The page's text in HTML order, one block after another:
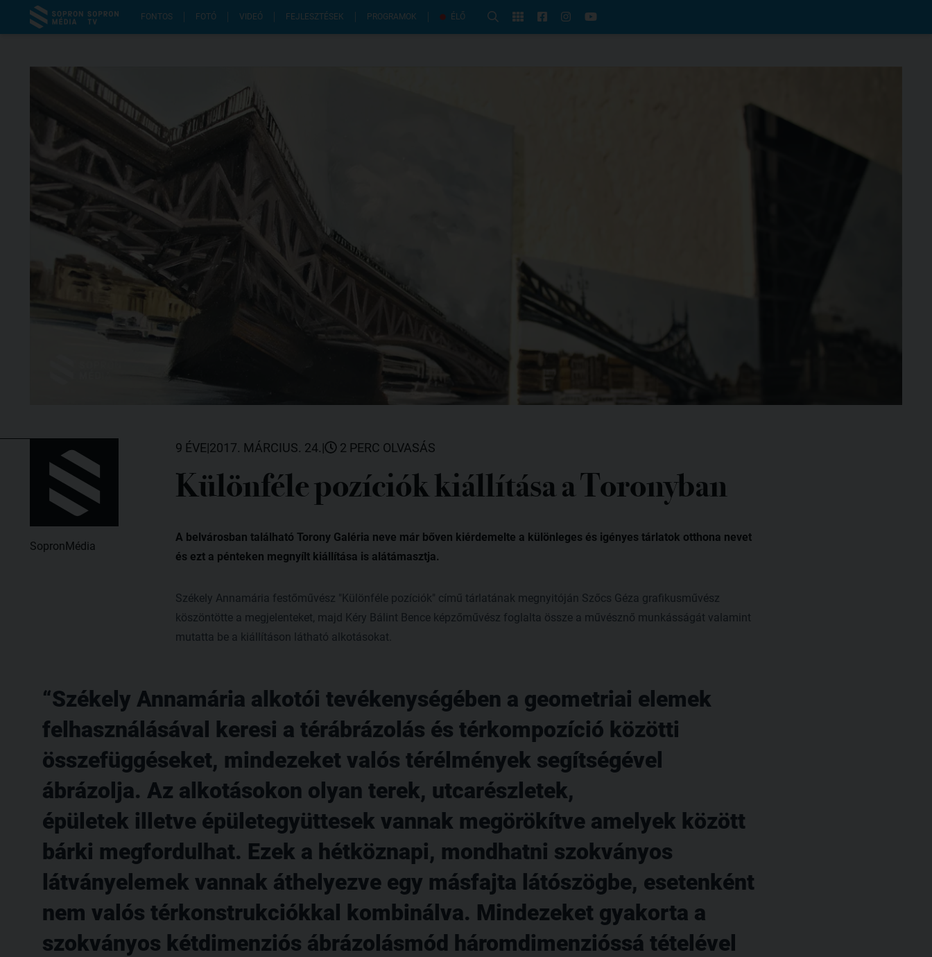
FONTOS FOTÓ VIDEÓ FEJLESZTÉSEK PROGRAMOK ÉLŐ
SopronMédia
9 ÉVE|2017. MÁRCIUS. 24.| 2 PERC OLVASÁS
Különféle pozíciók kiállítása a Toronyban
A belvárosban található Torony Galéria neve már bőven kiérdemelte a különleges és igényes tárlatok otthona nevet
és ezt a pénteken megnyílt kiállítása is alátámasztja.
Székely Annamária festőművész "Különféle pozíciók" című tárlatának megnyitóján Szőcs Géza grafikusművész
köszöntötte a megjelenteket, majd Kéry Bálint Bence képzőművész foglalta össze a művésznő munkásságát valamint
mutatta be a kiállításon látható alkotásokat.
Székely Annamária alkotói tevékenységében a geometriai elemek
felhasználásával keresi a térábrázolás és térkompozíció közötti
összefüggéseket, mindezeket valós térélmények segítségével
ábrázolja. Az alkotásokon olyan terek, utcarészletek,
épületek illetve épületegyüttesek vannak megörökítve amelyek között
bárki megfordulhat. Ezek a hétköznapi, mondhatni szokványos
látványelemek vannak áthelyezve egy másfajta látószögbe, esetenként
nem valós térkonstrukciókkal kombinálva. Mindezeket gyakorta a
szokványos kétdimenziós ábrázolásmód háromdimenzióssá tételével